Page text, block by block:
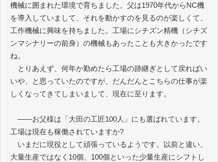
機械に囲まれた環境で育ちました。父は1970年代からNC機
を導入していまして、それを動かすのを見るのが楽しくて、
工作機械に興味を持ちました。工場にシチズン精機（シチズ
ンマシナリーの前身）の機械もあったことも大きかったです
ね。
とりあえず、何年か勤めたら工場の跡継ぎとして戻ればい
いや、と思っていたのですが、だんだんとこちらの仕事が楽
しくなってきてしまいまして、現在に至ります。
――お父様は「大田の工匠100人」にも選ばれています。
工場は現在も稼働されていますか?
いまだに現役として頑張っているようです。以前と違い、
大量生産ではなく10個、100個といった少量生産にシフトし